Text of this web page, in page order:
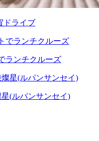
ドライブ
ランチクルーズ
(ルパンサンセイ)